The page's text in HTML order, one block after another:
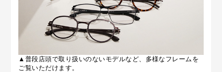
▲普段店頭で取り扱いのないモデルなど、多様なフレームを
ご覧いただけます。